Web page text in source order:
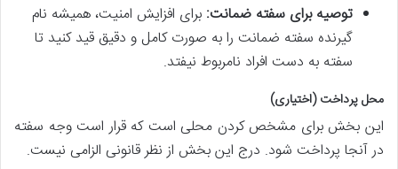
توصیه برای سفته ضمانت: برای افزایش امنیت، همیشه نام
گیرنده سفته ضمانت را به صورت کامل و دقیق قید کنید تا
سفته به دست افراد نامربوط نیفتد.
محل پرداخت (اختیاری)
این بخش برای مشخص کردن محلی است که قرار است وجه سفته
در آنجا پرداخت شود. درج این بخش از نظر قانونی الزامی نیست.